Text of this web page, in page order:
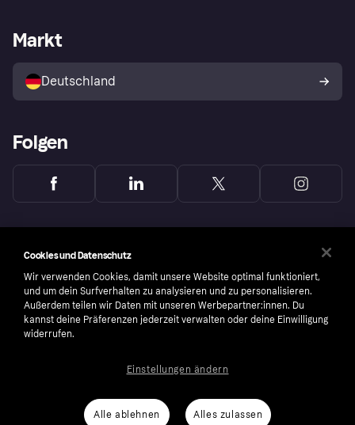
Klarna App
Shops entdecken
Käuferschutzrichtlinie
Dein Widerrufsrecht
Händlerportal
Markt
Deutschland
Folgen
number: 556737-0431
Cookies und Datenschutz
Wir verwenden Cookies, damit unsere Website optimal funktioniert,
und um dein Surfverhalten zu analysieren und zu personalisieren.
Außerdem teilen wir Daten mit unseren Werbepartner:innen. Du
kannst deine Präferenzen jederzeit verwalten oder deine Einwilligung
widerrufen.
Alle ablehnen Alles zulassen
Einstellungen ändern